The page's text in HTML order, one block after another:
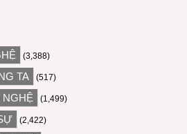
(3,388)
TA (517)
(1,499)
(2,422)